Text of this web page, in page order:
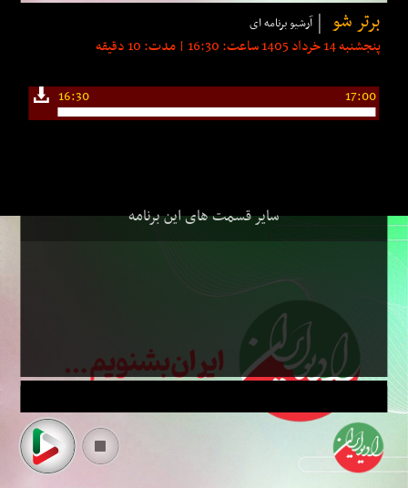
برتر شو آرشیو برنامه ای
پنجشنبه 14 خرداد 1405 ساعت: 16:30 | مدت: 10 دقیقه
16:30 17:00
سایر قسمت های این برنامه